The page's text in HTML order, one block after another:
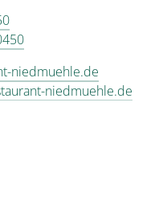
niedmuehle.de
niedmuehle.de